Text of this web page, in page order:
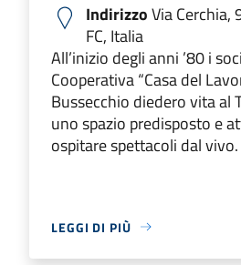
IndirizzoVia Cerchia,
FC, Italia
All’inizio degli anni ’80 i
Cooperativa “Casa del
Bussecchio diedero vita al
uno spazio predisposto e
ospitare spettacoli dal vivo.
LEGGI DI PIÙ